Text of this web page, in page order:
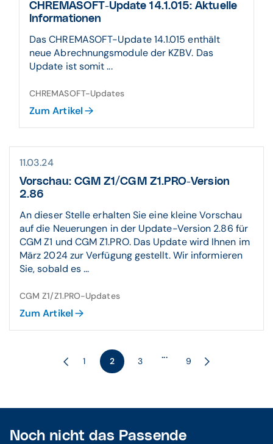
CHREMASOFT-Update 14.1.015: Aktuelle
Informationen
Das CHREMASOFT-Update 14.1.015 enthält
neue Abrechnungsmodule der KZBV. Das
Update ist somit ...
CHREMASOFT-Updates
Zum Artikel
11.03.24
Vorschau: CGM Z1/CGM Z1.PRO-Version
2.86
An dieser Stelle erhalten Sie eine kleine Vorschau
auf die Neuerungen in der Update-Version 2.86 für
CGM Z1 und CGM Z1.PRO. Das Update wird Ihnen im
März 2024 zur Verfügung gestellt. Wir informieren
Sie, sobald es ...
CGM Z1/Z1.PRO-Updates
Zum Artikel
1 2 3
...
9
Noch nicht das Passende